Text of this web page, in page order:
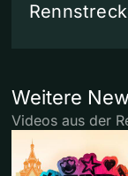
Weitere
Videos aus der